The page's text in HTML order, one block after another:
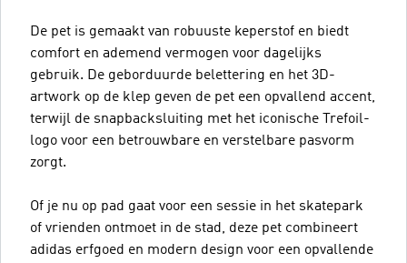
De pet is gemaakt van robuuste keperstof en biedt
comfort en ademend vermogen voor dagelijks
gebruik. De geborduurde belettering en het 3D-
artwork op de klep geven de pet een opvallend accent,
terwijl de snapbacksluiting met het iconische Trefoil-
logo voor een betrouwbare en verstelbare pasvorm
zorgt.
Of je nu op pad gaat voor een sessie in het skatepark
of vrienden ontmoet in de stad, deze pet combineert
adidas erfgoed en modern design voor een opvallende